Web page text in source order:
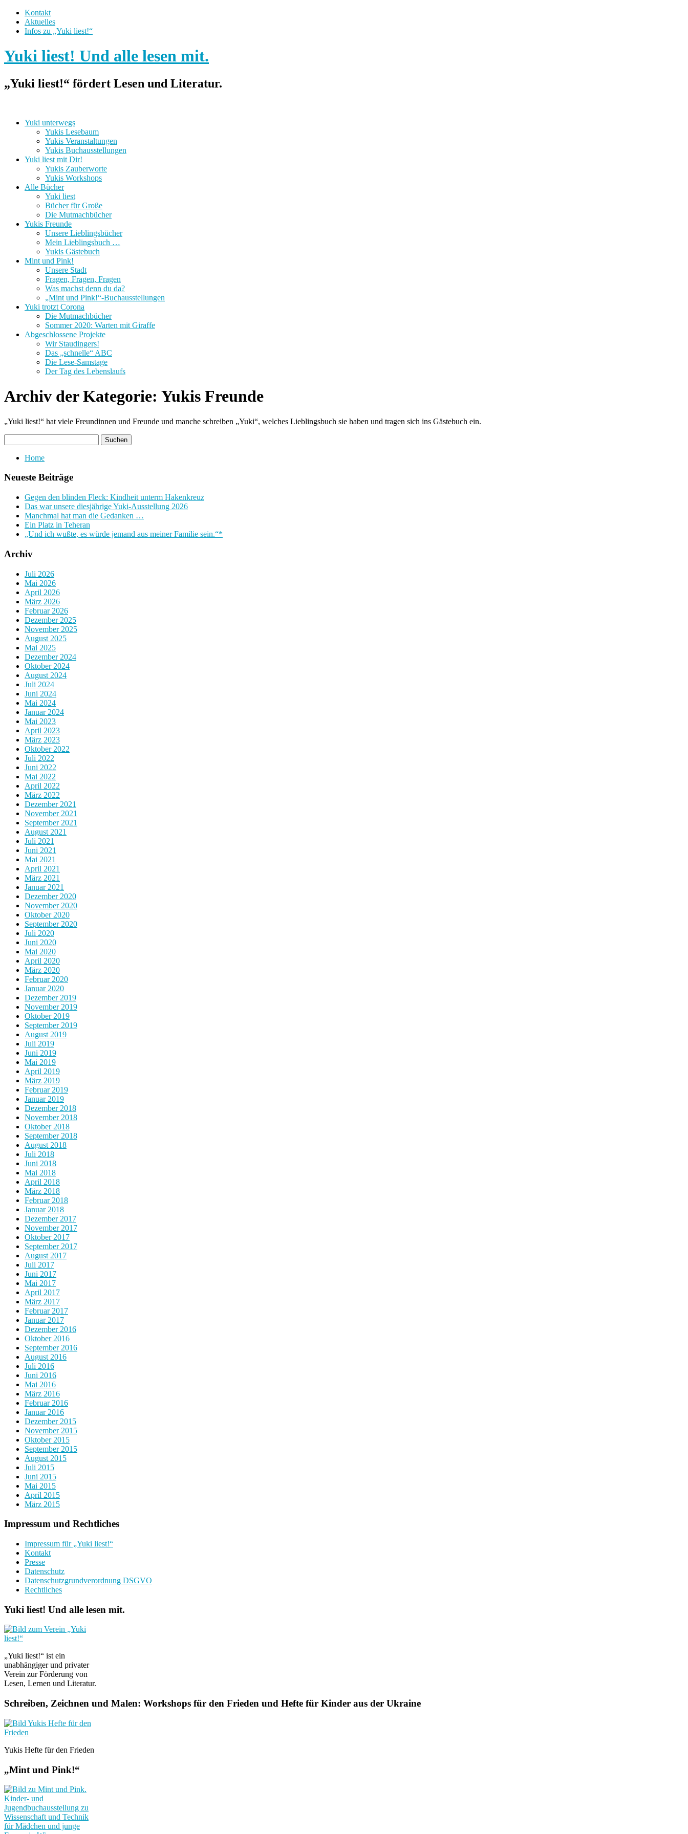
Kontakt
Aktuelles
Infos zu „Yuki liest!“
Yuki liest! Und alle lesen mit.
„Yuki liest!“ fördert Lesen und Literatur.
Yuki unterwegs
Yukis Lesebaum
Yukis Veranstaltungen
Yukis Buchausstellungen
Yuki liest mit Dir!
Yukis Zauberworte
Yukis Workshops
Alle Bücher
Yuki liest
Bücher für Große
Die Mutmachbücher
Yukis Freunde
Unsere Lieblingsbücher
Mein Lieblingsbuch …
Yukis Gästebuch
Mint und Pink!
Unsere Stadt
Fragen, Fragen, Fragen
Was machst denn du da?
„Mint und Pink!“-Buchausstellungen
Yuki trotzt Corona
Die Mutmachbücher
Sommer 2020: Warten mit Giraffe
Abgeschlossene Projekte
Wir Staudingers!
Das „schnelle“ ABC
Die Lese-Samstage
Der Tag des Lebenslaufs
Archiv der Kategorie: Yukis Freunde
„Yuki liest!“ hat viele Freundinnen und Freunde und manche schreiben „Yuki“, welches Lieblingsbuch sie haben und tragen sich ins Gästebuch ein.
Home
Neueste Beiträge
Gegen den blinden Fleck: Kindheit unterm Hakenkreuz
Das war unsere diesjährige Yuki-Ausstellung 2026
Manchmal hat man die Gedanken …
Ein Platz in Teheran
„Und ich wußte, es würde jemand aus meiner Familie sein.“*
Archiv
Juli 2026
Mai 2026
April 2026
März 2026
Februar 2026
Dezember 2025
November 2025
August 2025
Mai 2025
Dezember 2024
Oktober 2024
August 2024
Juli 2024
Juni 2024
Mai 2024
Januar 2024
Mai 2023
April 2023
März 2023
Oktober 2022
Juli 2022
Juni 2022
Mai 2022
April 2022
März 2022
Dezember 2021
November 2021
September 2021
August 2021
Juli 2021
Juni 2021
Mai 2021
April 2021
März 2021
Januar 2021
Dezember 2020
November 2020
Oktober 2020
September 2020
Juli 2020
Juni 2020
Mai 2020
April 2020
März 2020
Februar 2020
Januar 2020
Dezember 2019
November 2019
Oktober 2019
September 2019
August 2019
Juli 2019
Juni 2019
Mai 2019
April 2019
März 2019
Februar 2019
Januar 2019
Dezember 2018
November 2018
Oktober 2018
September 2018
August 2018
Juli 2018
Juni 2018
Mai 2018
April 2018
März 2018
Februar 2018
Januar 2018
Dezember 2017
November 2017
Oktober 2017
September 2017
August 2017
Juli 2017
Juni 2017
Mai 2017
April 2017
März 2017
Februar 2017
Januar 2017
Dezember 2016
Oktober 2016
September 2016
August 2016
Juli 2016
Juni 2016
Mai 2016
März 2016
Februar 2016
Januar 2016
Dezember 2015
November 2015
Oktober 2015
September 2015
August 2015
Juli 2015
Juni 2015
Mai 2015
April 2015
März 2015
Impressum und Rechtliches
Impressum für „Yuki liest!“
Kontakt
Presse
Datenschutz
Datenschutzgrundverordnung DSGVO
Rechtliches
Yuki liest! Und alle lesen mit.
„Yuki liest!“ ist ein
unabhängiger und privater
Verein zur Förderung von
Lesen, Lernen und Literatur.
Schreiben, Zeichnen und Malen: Workshops für den Frieden und Hefte für Kinder aus der Ukraine
Yukis Hefte für den Frieden
„Mint und Pink!“